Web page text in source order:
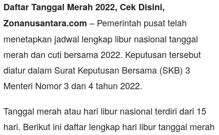
Daftar Tanggal Merah 2022, Cek Disini,
Zonanusantara.com – Pemerintah pusat telah
menetapkan jadwal lengkap libur nasional tanggal
merah dan cuti bersama 2022. Keputusan tersebut
diatur dalam Surat Keputusan Bersama (SKB) 3
Menteri Nomor 3 dan 4 tahun 2022.
Tanggal merah atau hari libur nasional terdiri dari 15
hari. Berikut ini daftar lengkap hari libur tanggal merah